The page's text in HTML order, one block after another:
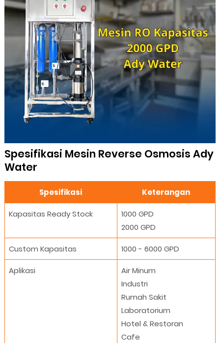
Spesifikasi Mesin Reverse Osmosis Ady
Water
Spesifikasi Keterangan
Kapasitas Ready Stock
1000 GPD
2000 GPD
Custom Kapasitas 1000 - 6000 GPD
Aplikasi
Air Minum
Industri
Rumah Sakit
Laboratorium
Hotel & Restoran
Cafe